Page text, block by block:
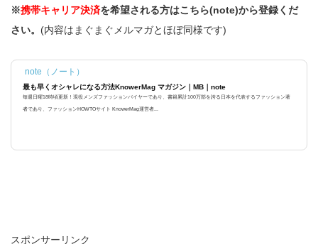
※携帯キャリア決済を希望される方はこちら(note)から登録くだ
さい。 (内容はまぐまぐメルマガとほぼ同様です)
note（ノート）
最も早くオシャレになる方法KnowerMag マガジン｜MB｜note
毎週日曜18時頃更新！現役メンズファッションバイヤーであり、書籍累計100万部を誇る日本を代表するファッション著
者であり、ファッションHOWTOサイト KnowerMag運営者...
スポンサーリンク